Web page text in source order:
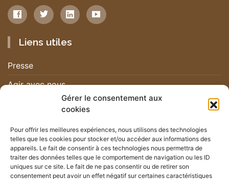
Gérer le consentement aux
cookies
Pour offrir les meilleures expériences, nous utilisons des technologies
telles que les cookies pour stocker et/ou accéder aux informations des
appareils. Le fait de consentir à ces technologies nous permettra de
traiter des données telles que le comportement de navigation ou les ID
uniques sur ce site. Le fait de ne pas consentir ou de retirer son
consentement peut avoir un effet négatif sur certaines caractéristiques
Liens utiles
Presse
Agir avec nous
Nous contacter
Nos actualités